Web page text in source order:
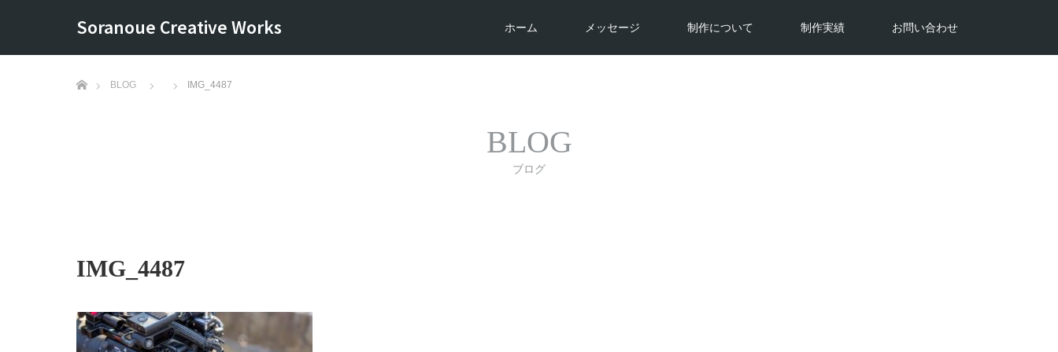
Soranoue Creative Works ホーム メッセージ 制作について 制作実績 お問い合わせ
BLOG IMG_4487
BLOG
ブログ
IMG_4487